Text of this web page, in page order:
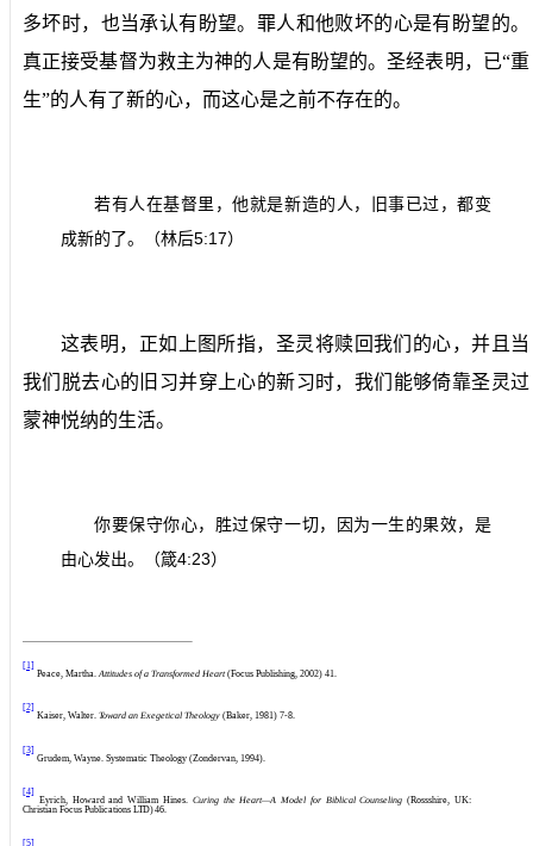
多坏时，也当承认有盼望。罪人和他败坏的心是有盼望的。
真正接受基督为救主为神的人是有盼望的。圣经表明，已“重
生”的人有了新的心，而这心是之前不存在的。
若有人在基督里，他就是新造的人，旧事已过，都变
成新的了。（林后5:17）
这表明，正如上图所指，圣灵将赎回我们的心，并且当
我们脱去心的旧习并穿上心的新习时，我们能够倚靠圣灵过
蒙神悦纳的生活。
你要保守你心，胜过保守一切，因为一生的果效，是
由心发出。（箴4:23）
[1]
Peace, Martha.Attitudes of a Transformed Heart(Focus Publishing, 2002) 41.
[2]
Kaiser, Walter. Toward an Exegetical Theology (Baker, 1981) 7-8.
[3]
Grudem, Wayne. Systematic Theology (Zondervan, 1994).
[4]
Eyrich, Howard and William Hines. Curing the Heart—A Model for Biblical Counseling(Rossshire, UK:
Christian Focus Publications LTD)46.
[5]